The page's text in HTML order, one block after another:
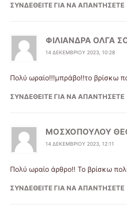
ΣΥΝΔΕΘΕΊΤΕ ΓΙΑ ΝΑ ΑΠΑΝΤΉΣΕΤΕ
ΦΙΛΙΑΝΔΡΑ ΟΛΓΑ
14 ΔΕΚΕΜΒΡΊΟΥ 2023, 10:28
Πολύ ωραίο!!!μπράβο!!το βρίσκω
ΣΥΝΔΕΘΕΊΤΕ ΓΙΑ ΝΑ ΑΠΑΝΤΉΣΕΤΕ
ΜΟΣΧΟΠΟΥΛΟΥ
14 ΔΕΚΕΜΒΡΊΟΥ 2023, 12:11
Πολύ ωραίο άρθρο!! Το βρίσκω
ΣΥΝΔΕΘΕΊΤΕ ΓΙΑ ΝΑ ΑΠΑΝΤΉΣΕΤΕ